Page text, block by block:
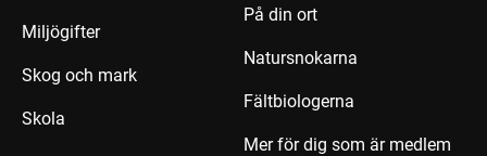
Miljögifter
Skog och mark
Skola
På din ort
Natursnokarna
Fältbiologerna
Mer för dig som är medlem